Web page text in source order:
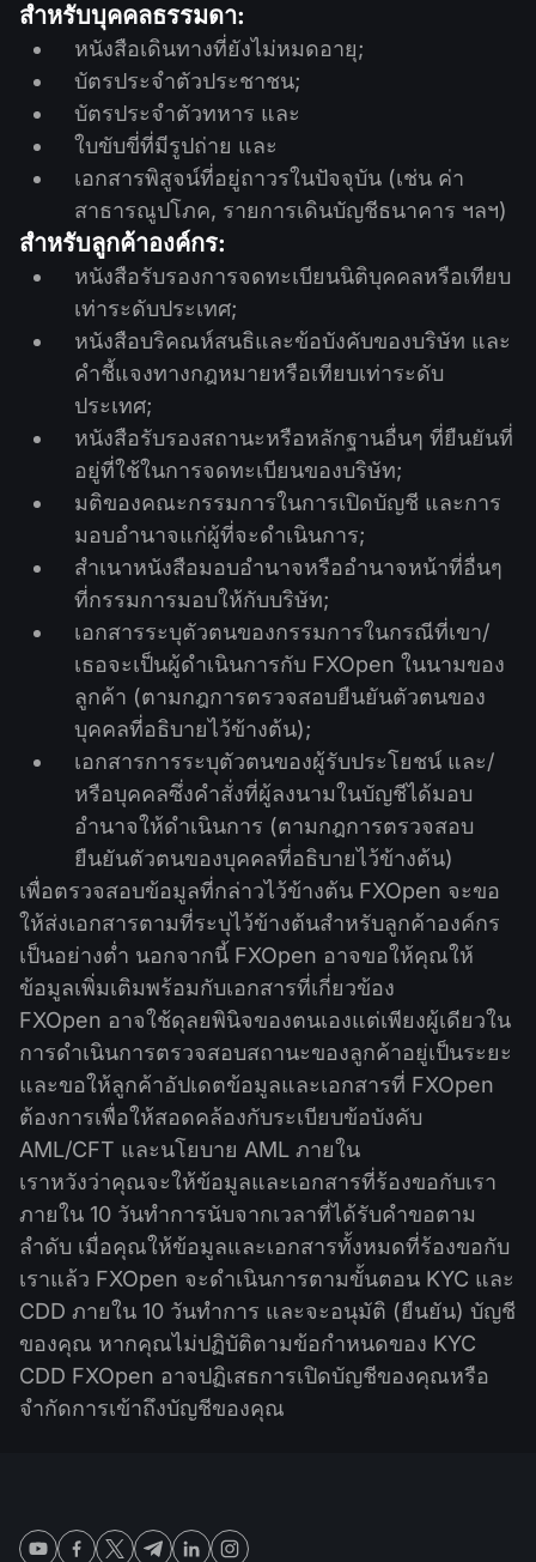
สำหรับบุคคลธรรมดา:
หนังสือเดินทางที่ยังไม่หมดอายุ;
บัตรประจำตัวประชาชน;
บัตรประจำตัวทหาร และ
ใบขับขี่ที่มีรูปถ่าย และ
เอกสารพิสูจน์ที่อยู่ถาวรในปัจจุบัน (เช่น ค่า
สาธารณูปโภค, รายการเดินบัญชีธนาคาร ฯลฯ)
สำหรับลูกค้าองค์กร:
หนังสือรับรองการจดทะเบียนนิติบุคคลหรือเทียบ
เท่าระดับประเทศ;
หนังสือบริคณห์สนธิและข้อบังคับของบริษัท และ
คำชี้แจงทางกฎหมายหรือเทียบเท่าระดับ
ประเทศ;
หนังสือรับรองสถานะหรือหลักฐานอื่นๆ ที่ยืนยันที่
อยู่ที่ใช้ในการจดทะเบียนของบริษัท;
มติของคณะกรรมการในการเปิดบัญชี และการ
มอบอำนาจแก่ผู้ที่จะดำเนินการ;
สำเนาหนังสือมอบอำนาจหรืออำนาจหน้าที่อื่นๆ
ที่กรรมการมอบให้กับบริษัท;
เอกสารระบุตัวตนของกรรมการในกรณีที่เขา/
เธอจะเป็นผู้ดำเนินการกับ FXOpen ในนามของ
ลูกค้า (ตามกฎการตรวจสอบยืนยันตัวตนของ
บุคคลที่อธิบายไว้ข้างต้น);
เอกสารการระบุตัวตนของผู้รับประโยชน์ และ/
หรือบุคคลซึ่งคำสั่งที่ผู้ลงนามในบัญชีได้มอบ
อำนาจให้ดำเนินการ (ตามกฎการตรวจสอบ
ยืนยันตัวตนของบุคคลที่อธิบายไว้ข้างต้น)
เพื่อตรวจสอบข้อมูลที่กล่าวไว้ข้างต้น FXOpen จะขอ
ให้ส่งเอกสารตามที่ระบุไว้ข้างต้นสำหรับลูกค้าองค์กร
เป็นอย่างต่ำ นอกจากนี้ FXOpen อาจขอให้คุณให้
ข้อมูลเพิ่มเติมพร้อมกับเอกสารที่เกี่ยวข้อง
FXOpen อาจใช้ดุลยพินิจของตนเองแต่เพียงผู้เดียวใน
การดำเนินการตรวจสอบสถานะของลูกค้าอยู่เป็นระยะ
และขอให้ลูกค้าอัปเดตข้อมูลและเอกสารที่ FXOpen
ต้องการเพื่อให้สอดคล้องกับระเบียบข้อบังคับ
AML/CFT และนโยบาย AML ภายใน
เราหวังว่าคุณจะให้ข้อมูลและเอกสารที่ร้องขอกับเรา
ภายใน 10 วันทำการนับจากเวลาที่ได้รับคำขอตาม
ลำดับ เมื่อคุณให้ข้อมูลและเอกสารทั้งหมดที่ร้องขอกับ
เราแล้ว FXOpen จะดำเนินการตามขั้นตอน KYC และ
CDD ภายใน 10 วันทำการ และจะอนุมัติ (ยืนยัน) บัญชี
ของคุณ หากคุณไม่ปฏิบัติตามข้อกำหนดของ KYC
CDD FXOpen อาจปฏิเสธการเปิดบัญชีของคุณหรือ
จำกัดการเข้าถึงบัญชีของคุณ